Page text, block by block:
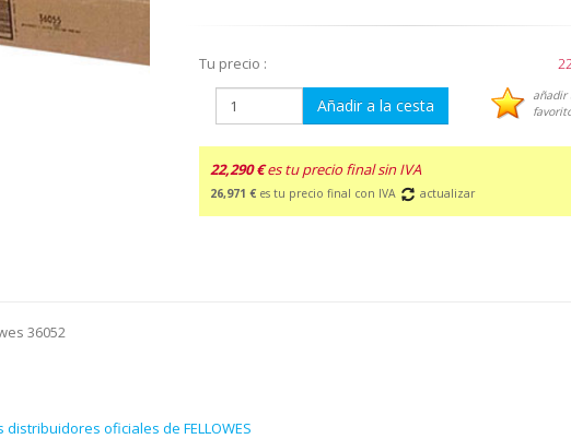
Tu precio :
Añadir a la cesta
añadir
22,290 €es tu precio final sin IVA
26,971 € es tu precio final con IVA actualizar
36052
oficiales de FELLOWES